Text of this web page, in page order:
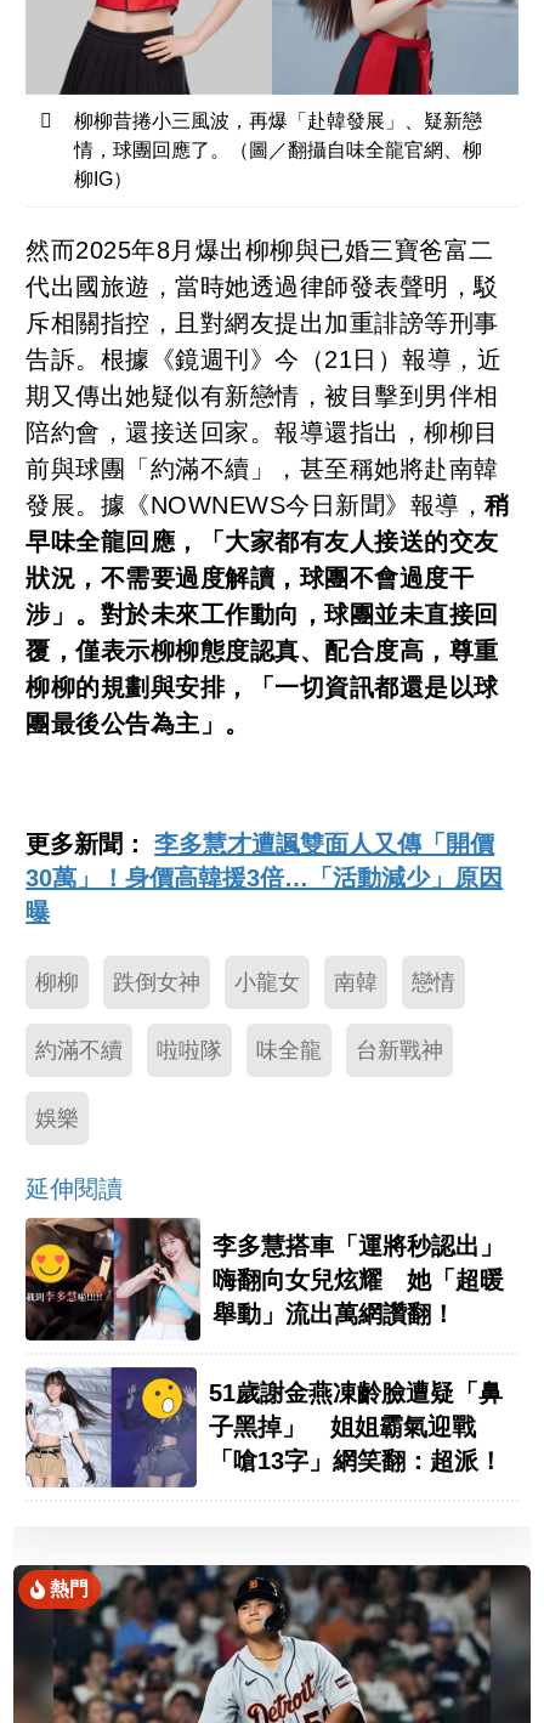
柳柳昔捲小三風波，再爆「赴韓發展」、疑新戀
情，球團回應了。（圖／翻攝自味全龍官網、柳
柳IG）
然而2025年8月爆出柳柳與已婚三寶爸富二
代出國旅遊，當時她透過律師發表聲明，駁
斥相關指控，且對網友提出加重誹謗等刑事
告訴。根據《鏡週刊》今（21日）報導，近
期又傳出她疑似有新戀情，被目擊到男伴相
陪約會，還接送回家。報導還指出，柳柳目
前與球團「約滿不續」，甚至稱她將赴南韓
發展。據《NOWNEWS今日新聞》報導，稍
早味全龍回應，「大家都有友人接送的交友
狀況，不需要過度解讀，球團不會過度干
涉」。對於未來工作動向，球團並未直接回
覆，僅表示柳柳態度認真、配合度高，尊重
柳柳的規劃與安排，「一切資訊都還是以球
團最後公告為主」。
更多新聞：李多慧才遭諷雙面人又傳「開價
30萬」！身價高韓援3倍…「活動減少」原因
曝
柳柳 跌倒女神 小龍女 南韓 戀情
約滿不續 啦啦隊 味全龍 台新戰神
娛樂
延伸閱讀
李多慧搭車「運將秒認出」
嗨翻向女兒炫耀 她「超暖
舉動」流出萬網讚翻！
51歲謝金燕凍齡臉遭疑「鼻
子黑掉」 姐姐霸氣迎戰
「嗆13字」網笑翻：超派！
熱門